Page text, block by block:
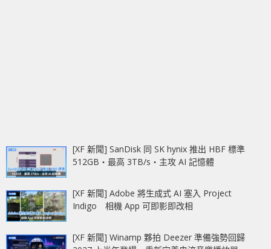
[XF 新聞] SanDisk 同 SK hynix 推出 HBF 標準
512GB‧最高 3TB/s‧主攻 AI 記憶體
[XF 新聞] Adobe 將生成式 AI 塞入 Project
Indigo 相機 App 可即影即改相
[XF 新聞] Winamp 夥拍 Deezer 準備強勢回歸